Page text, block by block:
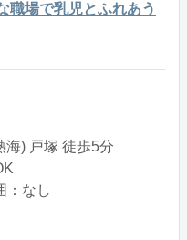
職場で乳児とふれあう
海) 戸塚 徒歩5分
：なし